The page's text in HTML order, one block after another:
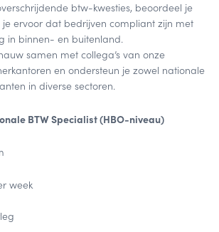
btw-kwesties, beoordeel je
je ervoor dat bedrijven compliant zijn met
in binnen- en buitenland.
samen met collega’s van onze
en ondersteun je zowel nationale
in diverse sectoren.
BTW Specialist (HBO-niveau)
week